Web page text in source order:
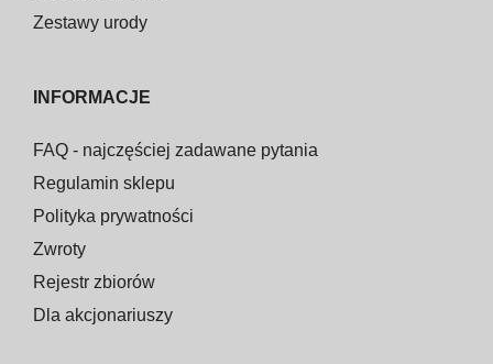
Zestawy urody
INFORMACJE
FAQ - najczęściej zadawane pytania
Regulamin sklepu
Polityka prywatności
Zwroty
Rejestr zbiorów
Dla akcjonariuszy